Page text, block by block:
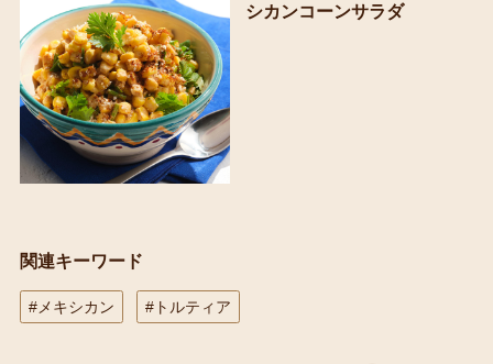
シカンコーンサラダ
関連キーワード
#メキシカン #トルティア